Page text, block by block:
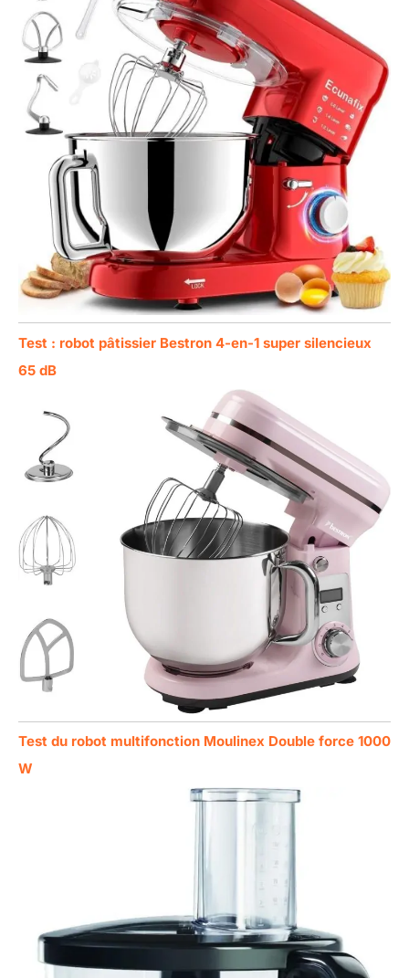
Test : robot pâtissier Bestron 4-en-1 super silencieux
65 dB
Test du robot multifonction Moulinex Double force 1000
W